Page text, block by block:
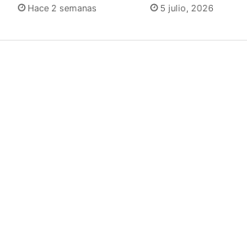
Hace 2 semanas 5 julio, 2026